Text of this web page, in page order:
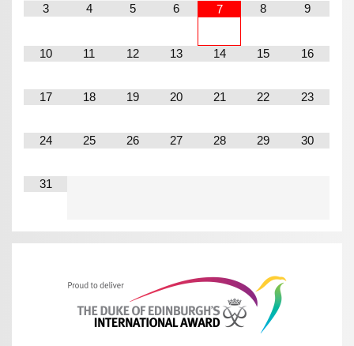
3 4 5 6 7 8 9
10 11 12 13 14 15 16
17 18 19 20 21 22 23
24 25 26 27 28 29 30
31